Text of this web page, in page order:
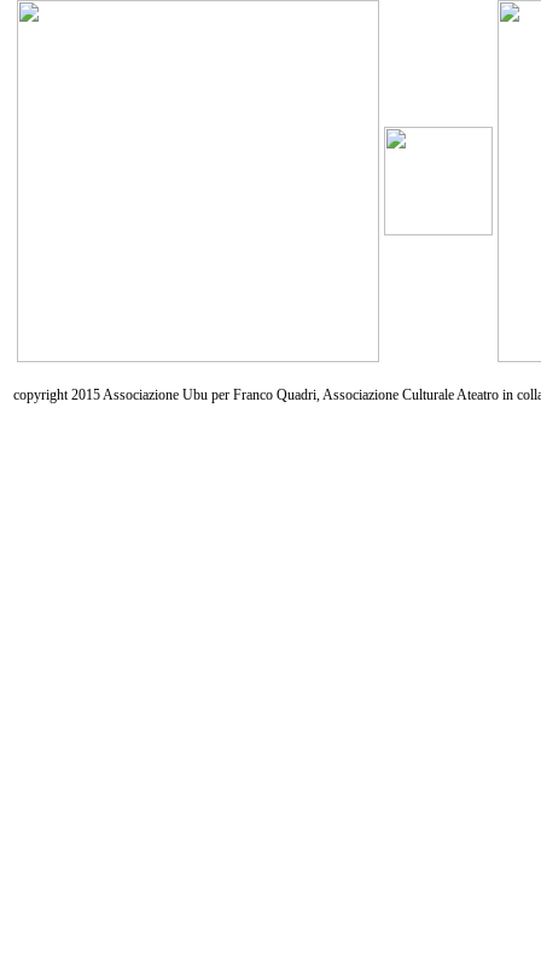
copyright 2015 Associazione Ubu per Franco Quadri, Associazione Culturale Ateatro in